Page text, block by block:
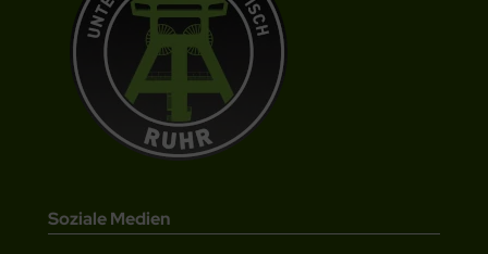
Soziale Medien